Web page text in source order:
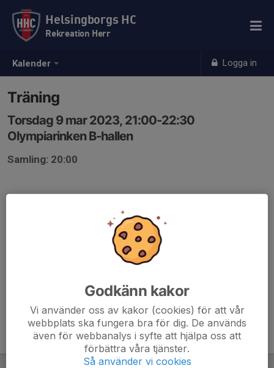
Kalender Logga in
Helsingborgs HC
Rekreation Herr
Träning
Torsdag 9 mar 2023, 21:00-22:30
Olympiarinken B-hallen
Samling: 20:00
Godkänn kakor
Vi använder oss av kakor (cookies) för att vår
webbplats ska fungera bra för dig. De används
även för webbanalys i syfte att hjälpa oss att
förbättra våra tjänster.
Så använder vi cookies